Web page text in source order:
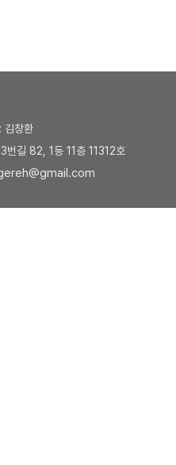
창환
번길 82, 1동 11층 11312호